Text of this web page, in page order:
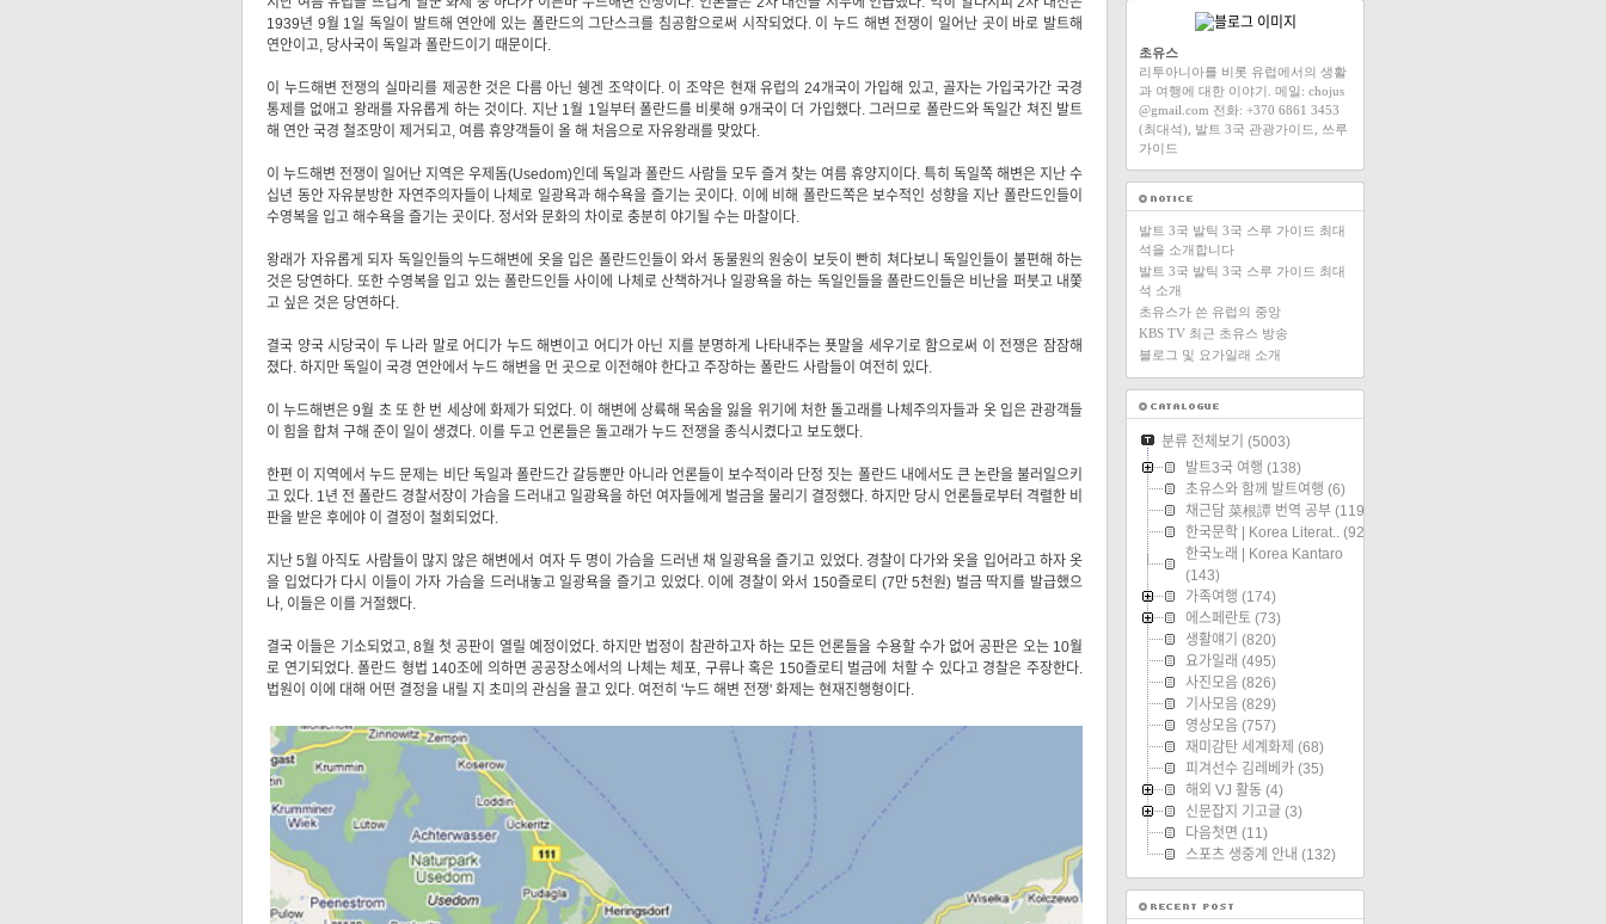
1939년 9월 1일 독일이 발트해 연안에 있는 폴란드의 그단스크를 침공함으로써 시작되었다. 이 누드 해변 전쟁이 일어난 곳이 바로 발트해
연안이고, 당사국이 독일과 폴란드이기 때문이다.
이 누드해변 전쟁의 실마리를 제공한 것은 다름 아닌 쉥겐 조약이다. 이 조약은 현재 유럽의 24개국이 가입해 있고, 골자는 가입국가간 국경
통제를 없애고 왕래를 자유롭게 하는 것이다. 지난 1월 1일부터 폴란드를 비롯해 9개국이 더 가입했다. 그러므로 폴란드와 독일간 쳐진 발트
해 연안 국경 철조망이 제거되고, 여름 휴양객들이 올 해 처음으로 자유왕래를 맞았다.
이 누드해변 전쟁이 일어난 지역은 우제돔(Usedom)인데 독일과 폴란드 사람들 모두 즐겨 찾는 여름 휴양지이다. 특히 독일쪽 해변은 지난 수
십년 동안 자유분방한 자연주의자들이 나체로 일광욕과 해수욕을 즐기는 곳이다. 이에 비해 폴란드쪽은 보수적인 성향을 지난 폴란드인들이
수영복을 입고 해수욕을 즐기는 곳이다. 정서와 문화의 차이로 충분히 야기될 수는 마찰이다.
왕래가 자유롭게 되자 독일인들의 누드해변에 옷을 입은 폴란드인들이 와서 동물원의 원숭이 보듯이 빤히 쳐다보니 독일인들이 불편해 하는
것은 당연하다. 또한 수영복을 입고 있는 폴란드인들 사이에 나체로 산책하거나 일광욕을 하는 독일인들을 폴란드인들은 비난을 퍼붓고 내쫓
고 싶은 것은 당연하다.
결국 양국 시당국이 두 나라 말로 어디가 누드 해변이고 어디가 아닌 지를 분명하게 나타내주는 푯말을 세우기로 함으로써 이 전쟁은 잠잠해
졌다. 하지만 독일이 국경 연안에서 누드 해변을 먼 곳으로 이전해야 한다고 주장하는 폴란드 사람들이 여전히 있다.
이 누드해변은 9월 초 또 한 번 세상에 화제가 되었다. 이 해변에 상륙해 목숨을 잃을 위기에 처한 돌고래를 나체주의자들과 옷 입은 관광객들
이 힘을 합쳐 구해 준이 일이 생겼다. 이를 두고 언론들은 돌고래가 누드 전쟁을 종식시켰다고 보도했다.
한편 이 지역에서 누드 문제는 비단 독일과 폴란드간 갈등뿐만 아니라 언론들이 보수적이라 단정 짓는 폴란드 내에서도 큰 논란을 불러일으키
고 있다. 1년 전 폴란드 경찰서장이 가슴을 드러내고 일광욕을 하던 여자들에게 벌금을 물리기 결정했다. 하지만 당시 언론들로부터 격렬한 비
판을 받은 후에야 이 결정이 철회되었다.
지난 5월 아직도 사람들이 많지 않은 해변에서 여자 두 명이 가슴을 드러낸 채 일광욕을 즐기고 있었다. 경찰이 다가와 옷을 입어라고 하자 옷
을 입었다가 다시 이들이 가자 가슴을 드러내놓고 일광욕을 즐기고 있었다. 이에 경찰이 와서 150즐로티 (7만 5천원) 벌금 딱지를 발급했으
나, 이들은 이를 거절했다.
결국 이들은 기소되었고, 8월 첫 공판이 열릴 예정이었다. 하지만 법정이 참관하고자 하는 모든 언론들을 수용할 수가 없어 공판은 오는 10월
로 연기되었다. 폴란드 형법 140조에 의하면 공공장소에서의 나체는 체포, 구류나 혹은 150즐로티 벌금에 처할 수 있다고 경찰은 주장한다.
법원이 이에 대해 어떤 결정을 내릴 지 초미의 관심을 끌고 있다. 여전히 '누드 해변 전쟁' 화제는 현재진행형이다.
초유스
리투아니아를 비롯 유럽에서의 생활
과 여행에 대한 이야기. 메일: chojus
@gmail.com 전화: +370 6861 3453
(최대석), 발트 3국 관광가이드, 쓰루
가이드
발트 3국 발틱 3국 스루 가이드 최대
석을 소개합니다
발트 3국 발틱 3국 스루 가이드 최대
석 소개
초유스가 쓴 유럽의 중앙
KBS TV 최근 초유스 방송
블로그 및 요가일래 소개
분류 전체보기 (5003)
발트3국 여행 (138)
초유스와 함께 발트여행 (6)
채근담 菜根譚 번역 공부 (119)
한국문학 | Korea Literat.. (92)
한국노래 | Korea Kantaro
(143)
가족여행 (174)
에스페란토 (73)
생활얘기 (820)
요가일래 (495)
사진모음 (826)
기사모음 (829)
영상모음 (757)
재미감탄 세계화제 (68)
피겨선수 김레베카 (35)
해외 VJ 활동 (4)
신문잡지 기고글 (3)
다음첫면 (11)
스포츠 생중계 안내 (132)